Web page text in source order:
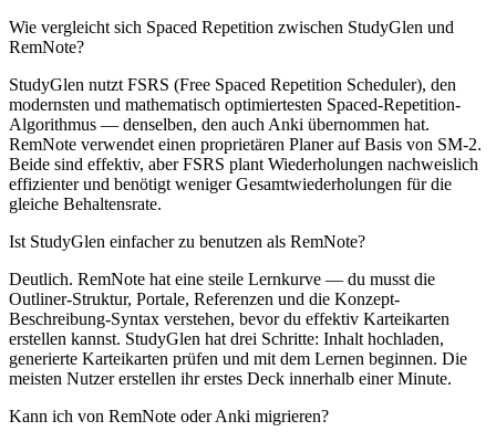
Wie vergleicht sich Spaced Repetition zwischen StudyGlen und
RemNote?
StudyGlen nutzt FSRS (Free Spaced Repetition Scheduler), den
modernsten und mathematisch optimiertesten Spaced-Repetition-
Algorithmus — denselben, den auch Anki übernommen hat.
RemNote verwendet einen proprietären Planer auf Basis von SM-2.
Beide sind effektiv, aber FSRS plant Wiederholungen nachweislich
effizienter und benötigt weniger Gesamtwiederholungen für die
gleiche Behaltensrate.
Ist StudyGlen einfacher zu benutzen als RemNote?
Deutlich. RemNote hat eine steile Lernkurve — du musst die
Outliner-Struktur, Portale, Referenzen und die Konzept-
Beschreibung-Syntax verstehen, bevor du effektiv Karteikarten
erstellen kannst. StudyGlen hat drei Schritte: Inhalt hochladen,
generierte Karteikarten prüfen und mit dem Lernen beginnen. Die
meisten Nutzer erstellen ihr erstes Deck innerhalb einer Minute.
Kann ich von RemNote oder Anki migrieren?